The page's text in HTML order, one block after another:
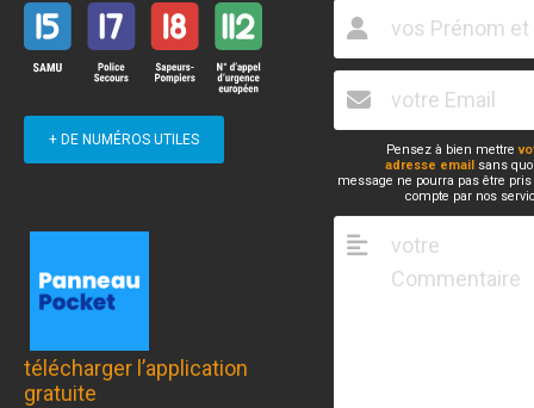
+ DE NUMÉROS UTILES
télécharger l’application
gratuite
Pensez à bien mettre
adresse email sans
message ne pourra pas être
compte par nos